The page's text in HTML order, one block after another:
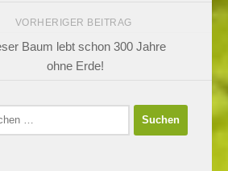
VORHERIGER BEITRAG
Baum lebt schon 300 Jahre
ohne Erde!